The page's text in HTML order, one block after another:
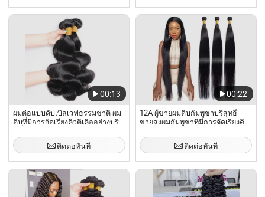
00:13
ผมต่อแบบดับเบิลเวฟธรรมชาติ ผม
ดิบที่มีการจัดเรียงคิวติเคิลอย่างบริสุ
ติดต่อทันที
00:22
12A ผู้ขายผมดิบกัมพูชาบริสุทธิ์
ขายส่งผมกัมพูชาที่มีการจัดเรียงคิว
ผ่านการแปรรูป ชุดผม
ติดต่อทันที